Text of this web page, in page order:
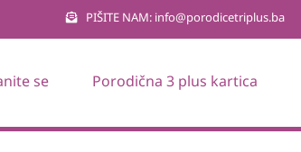
PIŠITE NAM: info@porodicetriplus.ba
se Porodična 3 plus kartica